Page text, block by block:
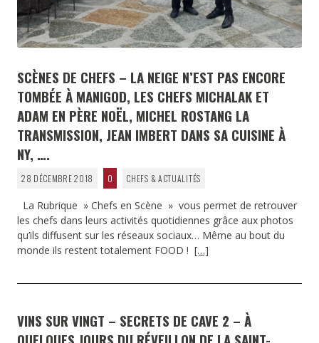
SCÈNES DE CHEFS – LA NEIGE N’EST PAS ENCORE
TOMBÉE À MANIGOD, LES CHEFS MICHALAK ET
ADAM EN PÈRE NOËL, MICHEL ROSTANG LA
TRANSMISSION, JEAN IMBERT DANS SA CUISINE À
NY, ….
28 DÉCEMBRE 2018 0 CHEFS & ACTUALITÉS
La Rubrique » Chefs en Scène » vous permet de retrouver
les chefs dans leurs activités quotidiennes grâce aux photos
qu’ils diffusent sur les réseaux sociaux… Même au bout du
monde ils restent totalement FOOD ! […]
VINS SUR VINGT – SECRETS DE CAVE 2 – À